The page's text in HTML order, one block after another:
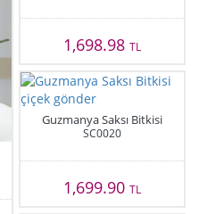
1,698.98 TL
Guzmanya Saksı Bitkisi
SC0020
1,699.90 TL